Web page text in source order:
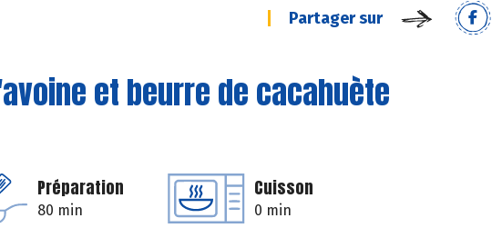
Partager sur
et beurre de cacahuète
Préparation
80 min
Cuisson
0 min